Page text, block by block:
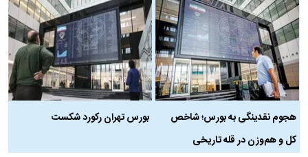
هجوم نقدینگی به بورس؛ شاخص
کل و هم‌وزن در قله تاریخی
بورس تهران رکورد شکست